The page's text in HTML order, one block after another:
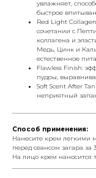
увлажняет,
быстрое
Red Light
сочетании с
коллагена и
Медь, Цинк и
естественное
Flawless Finish:
пудры,
Soft Scent After
неприятный
Способ применения:
Нанесите крем легкими
перед сеансом загара за
На лицо крем наносится